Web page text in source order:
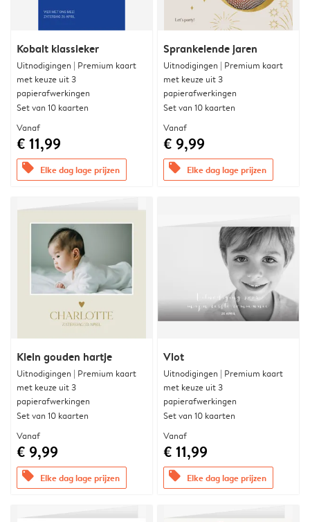
Kobalt klassieker
Uitnodigingen | Premium kaart
met keuze uit 3
papierafwerkingen
Set van 10 kaarten
Vanaf
€ 11,99
offers Elke dag lage prijzen
Sprankelende jaren
Uitnodigingen | Premium kaart
met keuze uit 3
papierafwerkingen
Set van 10 kaarten
Vanaf
€ 9,99
offers Elke dag lage prijzen
Klein gouden hartje
Uitnodigingen | Premium kaart
met keuze uit 3
papierafwerkingen
Set van 10 kaarten
Vanaf
€ 9,99
offers Elke dag lage prijzen
Vlot
Uitnodigingen | Premium kaart
met keuze uit 3
papierafwerkingen
Set van 10 kaarten
Vanaf
€ 11,99
offers Elke dag lage prijzen